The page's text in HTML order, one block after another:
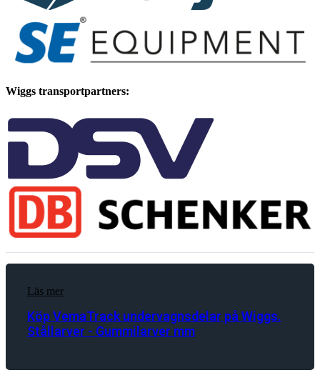
Wiggs transportpartners:
Läs mer
Köp VemaTrack undervagnsdelar på Wiggs.
Stållarver - Gummilarver mm